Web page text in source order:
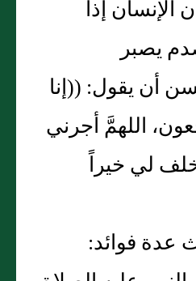
الإنسان إذا
يصبر
أن يقول: ((إنا
اللهمَّ أجرني
لي خيراً
عدة فوائد: